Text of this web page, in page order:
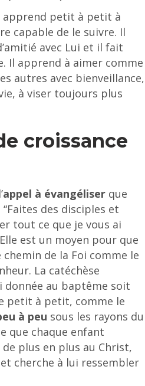
apprend petit à petit à
capable de le suivre. Il
avec Lui et il fait
Il apprend à aimer comme
autres avec bienveillance,
à viser toujours plus
croissance
appel à évangéliser que
“Faites des disciples et
tout ce que je vous ai
est un moyen pour que
de la Foi comme le
La catéchèse
donnée au baptême soit
petit à petit, comme le
à peu sous les rayons du
que chaque enfant
plus en plus au Christ,
cherche à lui ressembler